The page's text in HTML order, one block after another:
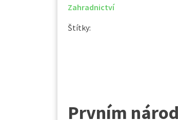
Zahradnictví
Štítky:
Prvním